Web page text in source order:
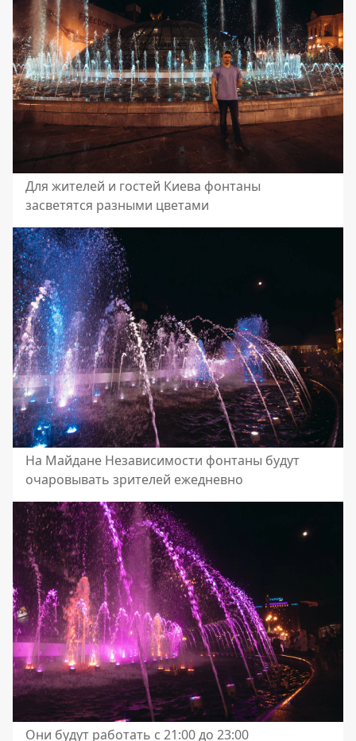
Для жителей и гостей Киева фонтаны
засветятся разными цветами
На Майдане Независимости фонтаны будут
очаровывать зрителей ежедневно
Они будут работать с 21:00 до 23:00